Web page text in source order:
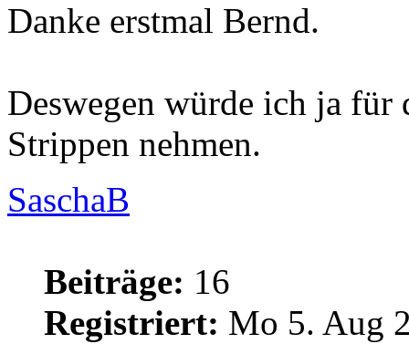
Danke erstmal Bernd.
Deswegen würde ich ja für
Strippen nehmen.
SaschaB
Beiträge: 16
Registriert: Mo 5. Aug